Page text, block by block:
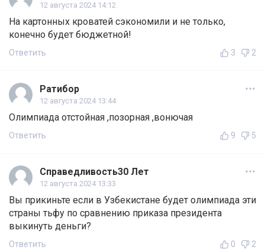
12 августа 2024 14:12
На картонных кроватей сэкономили и не только,
конечно будет бюджетной!
Ответить 3 2
Ратибор
12 августа 2024 13:44
Олимпиада отстойная ,позорная ,вонючая
Ответить 9 5
Справедливость30 Лет
12 августа 2024 13:33
Вы прикиньте если в Узбекистане будет олимпиада эти
страны тьфу по сравнению приказа президента
выкинуть деньги?
Ответить 0 2